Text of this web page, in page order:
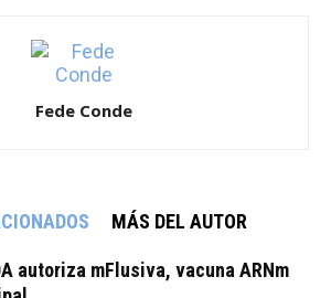
Fede Conde
MÁS DEL AUTOR
autoriza mFlusiva, vacuna ARNm